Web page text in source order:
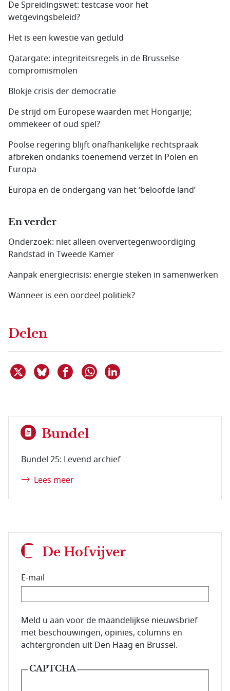
De Spreidingswet: testcase voor het
wetgevingsbeleid?
Het is een kwestie van geduld
Qatargate: integriteitsregels in de Brusselse
compromis­molen
Blokje crisis der democratie
De strijd om Europese waarden met Hongarije;
ommekeer of oud spel?
Poolse regering blijft onafhankelijke rechtspraak
afbreken ondanks toenemend verzet in Polen en
Europa
Europa en de ondergang van het ‘beloofde land’
En verder
Onderzoek: niet alleen oververtegenwoordiging
Randstad in Tweede Kamer
Aanpak energiecrisis: energie steken in samenwerken
Wanneer is een oordeel politiek?
Delen
Deel dit item op X
Deel dit item op Bluesky
Deel dit item op Facebook
Delen via WhatsApp
Bundel
Bundel 25: Levend archief
Lees meer
De Hofvijver
E-mail
E-mailadres van de abonnee.
Meld u aan voor de maandelijkse nieuwsbrief
met beschouwingen, opinies, columns en
achtergronden uit Den Haag en Brussel.
CAPTCHA